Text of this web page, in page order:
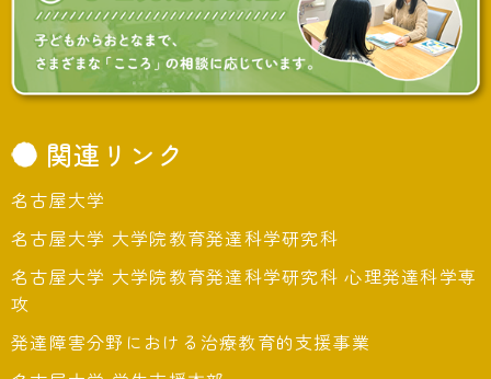
関連リンク
名古屋大学
名古屋大学 大学院教育発達科学研究科
名古屋大学 大学院教育発達科学研究科 心理発達科学専
攻
発達障害分野における治療教育的支援事業